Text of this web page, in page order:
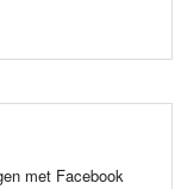
met Facebook